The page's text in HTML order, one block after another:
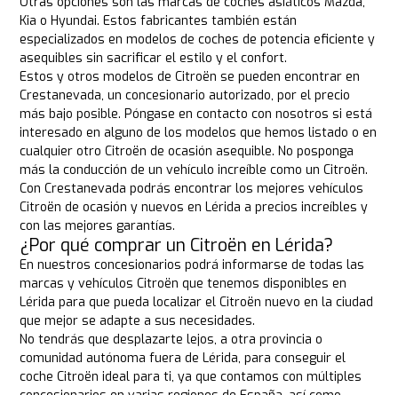
Kia o Hyundai. Estos fabricantes también están
especializados en modelos de coches de potencia eficiente y
asequibles sin sacrificar el estilo y el confort.
Estos y otros modelos de Citroën se pueden encontrar en
Crestanevada, un concesionario autorizado, por el precio
más bajo posible. Póngase en contacto con nosotros si está
interesado en alguno de los modelos que hemos listado o en
cualquier otro Citroën de ocasión asequible. No posponga
más la conducción de un vehículo increíble como un Citroën.
Con Crestanevada podrás encontrar los mejores vehículos
Citroën de ocasión y nuevos en Lérida a precios increíbles y
con las mejores garantías.
¿Por qué comprar un Citroën en Lérida?
En nuestros concesionarios podrá informarse de todas las
marcas y vehículos Citroën que tenemos disponibles en
Lérida para que pueda localizar el Citroën nuevo en la ciudad
que mejor se adapte a sus necesidades.
No tendrás que desplazarte lejos, a otra provincia o
comunidad autónoma fuera de Lérida, para conseguir el
coche Citroën ideal para ti, ya que contamos con múltiples